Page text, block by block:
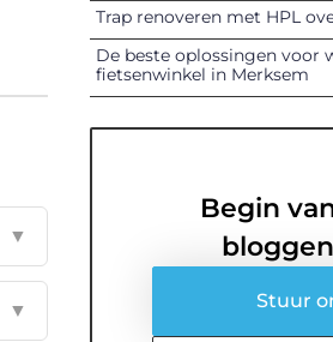
▼
▼
Trap renoveren met HPL
De beste oplossingen voor
fietsenwinkel in Merksem
Begin
Stuur